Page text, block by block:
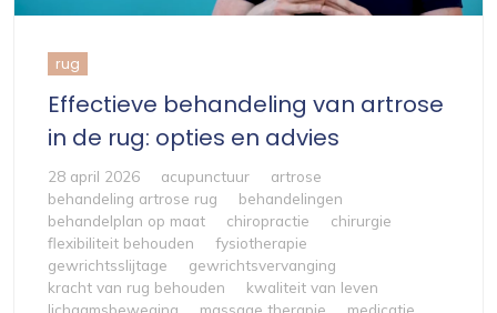
rug
Effectieve behandeling van artrose
in de rug: opties en advies
28 april 2026 acupunctuur
artrose
behandeling artrose rug
behandelingen
behandelplan op maat
chiropractie
chirurgie
flexibiliteit behouden
fysiotherapie
gewrichtsslijtage
gewrichtsvervanging
kracht van rug behouden
kwaliteit van leven